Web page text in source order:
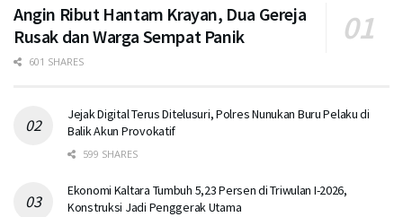
Angin Ribut Hantam Krayan, Dua Gereja
Rusak dan Warga Sempat Panik
601 SHARES
Jejak Digital Terus Ditelusuri, Polres Nunukan Buru Pelaku di
Balik Akun Provokatif
599 SHARES
Ekonomi Kaltara Tumbuh 5,23 Persen di Triwulan I-2026,
Konstruksi Jadi Penggerak Utama